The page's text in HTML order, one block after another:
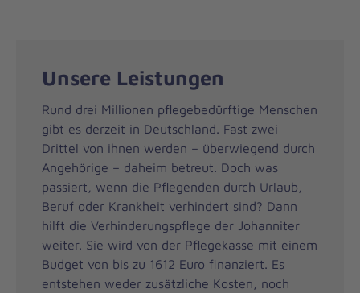
Unsere Leistungen
Rund drei Millionen pflegebedürftige Menschen
gibt es derzeit in Deutschland. Fast zwei
Drittel von ihnen werden – überwiegend durch
Angehörige – daheim betreut. Doch was
passiert, wenn die Pflegenden durch Urlaub,
Beruf oder Krankheit verhindert sind? Dann
hilft die Verhinderungspflege der Johanniter
weiter. Sie wird von der Pflegekasse mit einem
Budget von bis zu 1612 Euro finanziert. Es
entstehen weder zusätzliche Kosten, noch